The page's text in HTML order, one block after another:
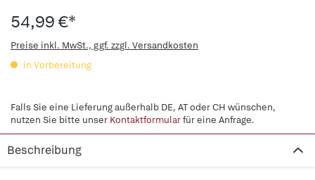
54,99 €*
Preise inkl. MwSt., ggf. zzgl. Versandkosten
in Vorbereitung
Falls Sie eine Lieferung außerhalb DE, AT oder CH wünschen,
nutzen Sie bitte unser Kontaktformularfür eine Anfrage.
Beschreibung